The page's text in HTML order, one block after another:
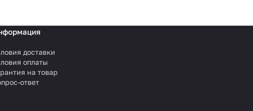
доставки
оплаты
на товар
ответ